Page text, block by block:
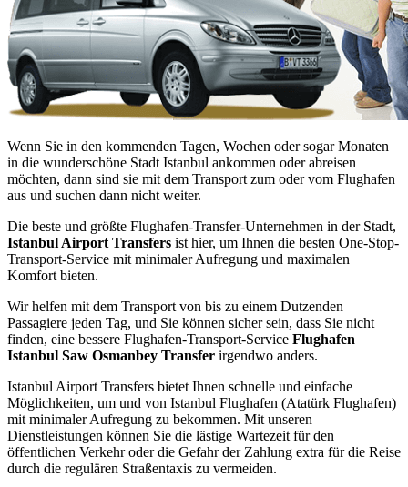
Wenn Sie in den kommenden Tagen, Wochen oder sogar Monaten
in die wunderschöne Stadt Istanbul ankommen oder abreisen
möchten, dann sind sie mit dem Transport zum oder vom Flughafen
aus und suchen dann nicht weiter.
Die beste und größte Flughafen-Transfer-Unternehmen in der Stadt,
Istanbul Airport Transfers ist hier, um Ihnen die besten One-Stop-
Transport-Service mit minimaler Aufregung und maximalen
Komfort bieten.
Wir helfen mit dem Transport von bis zu einem Dutzenden
Passagiere jeden Tag, und Sie können sicher sein, dass Sie nicht
finden, eine bessere Flughafen-Transport-Service Flughafen
Istanbul Saw Osmanbey Transfer irgendwo anders.
Istanbul Airport Transfers bietet Ihnen schnelle und einfache
Möglichkeiten, um und von Istanbul Flughafen (Atatürk Flughafen)
mit minimaler Aufregung zu bekommen. Mit unseren
Dienstleistungen können Sie die lästige Wartezeit für den
öffentlichen Verkehr oder die Gefahr der Zahlung extra für die Reise
durch die regulären Straßentaxis zu vermeiden.